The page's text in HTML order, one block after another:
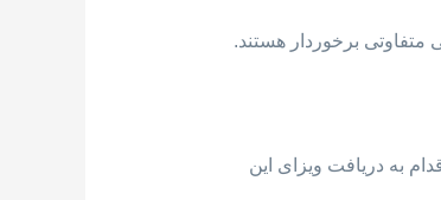
به دریافت ویزای این